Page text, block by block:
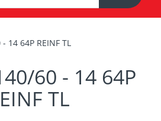
14 64P REINF TL
60 - 14 64P
TL